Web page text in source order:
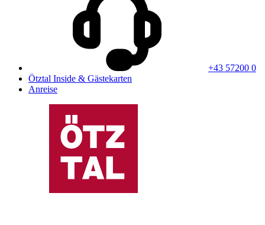
+43 57200 0
Ötztal Inside & Gästekarten
Anreise